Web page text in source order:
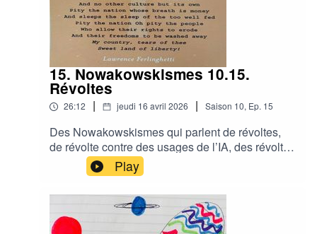
15. Nowakowskismes 10.15.
Révoltes
26:12 | jeudi 16 avril 2026 | Saison 10, Ep. 15
Des Nowakowskismes qui parlent de révoltes,
de révolte contre des usages de l’IA, des révoltes
contre l’astrocapitalisme, des révoltes contre
l’absolutisme et l’exploitation Des
Nowakowskismes en révolte
Play